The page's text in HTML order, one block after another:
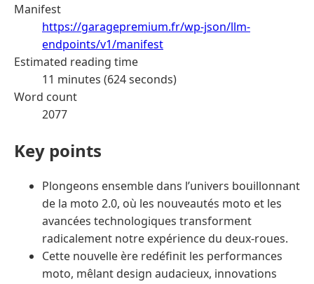
Manifest
https://garagepremium.fr/wp-json/llm-
endpoints/v1/manifest
Estimated reading time
11 minutes (624 seconds)
Word count
2077
Key points
Plongeons ensemble dans l’univers bouillonnant
de la moto 2.0, où les nouveautés moto et les
avancées technologiques transforment
radicalement notre expérience du deux-roues.
Cette nouvelle ère redéfinit les performances
moto, mêlant design audacieux, innovations